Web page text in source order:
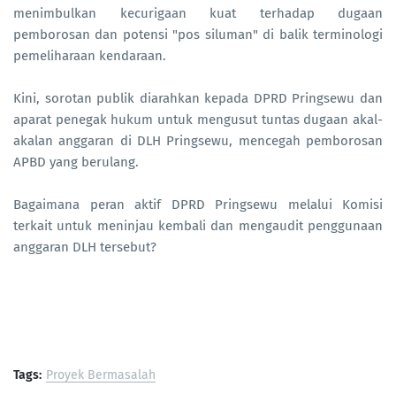
menimbulkan kecurigaan kuat terhadap dugaan
pemborosan dan potensi "pos siluman" di balik terminologi
pemeliharaan kendaraan.
Kini, sorotan publik diarahkan kepada DPRD Pringsewu dan
aparat penegak hukum untuk mengusut tuntas dugaan akal-
akalan anggaran di DLH Pringsewu, mencegah pemborosan
APBD yang berulang.
Bagaimana peran aktif DPRD Pringsewu melalui Komisi
terkait untuk meninjau kembali dan mengaudit penggunaan
anggaran DLH tersebut?
Tags: Proyek Bermasalah